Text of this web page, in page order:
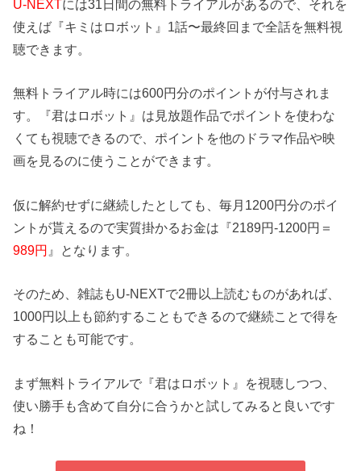
U-NEXTには31日間の無料トライアルがあるので、それを
使えば『キミはロボット』1話〜最終回まで全話を無料視
聴できます。
無料トライアル時には600円分のポイントが付与されま
す。『君はロボット』は見放題作品でポイントを使わな
くても視聴できるので、ポイントを他のドラマ作品や映
画を見るのに使うことができます。
仮に解約せずに継続したとしても、毎月1200円分のポイ
ントが貰えるので実質掛かるお金は『2189円-1200円＝
989円 』となります。
そのため、雑誌もU-NEXTで2冊以上読むものがあれば、
1000円以上も節約することもできるので継続ことで得を
することも可能です。
まず無料トライアルで『君はロボット』を視聴しつつ、
使い勝手も含めて自分に合うかと試してみると良いです
ね！